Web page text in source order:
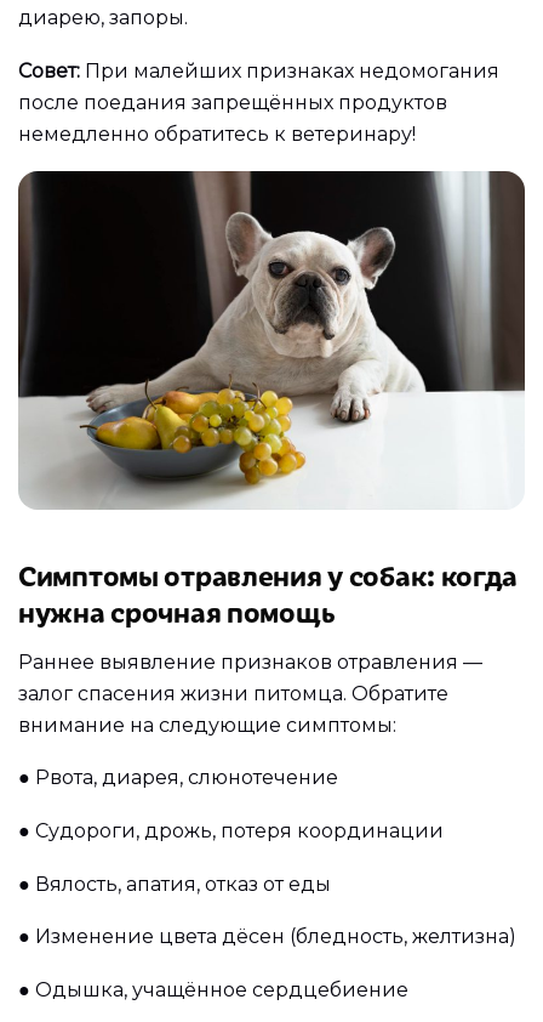
диарею, запоры.
Совет: При малейших признаках недомогания
после поедания запрещённых продуктов
немедленно обратитесь к ветеринару!
Симптомы отравления у собак: когда
нужна срочная помощь
Раннее выявление признаков отравления —
залог спасения жизни питомца. Обратите
внимание на следующие симптомы:
● Рвота, диарея, слюнотечение
● Судороги, дрожь, потеря координации
● Вялость, апатия, отказ от еды
● Изменение цвета дёсен (бледность, желтизна)
● Одышка, учащённое сердцебиение